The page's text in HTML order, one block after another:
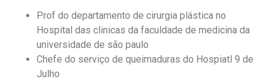
Prof do departamento de cirurgia plástica no
Hospital das clinicas da faculdade de medicina da
universidade de são paulo
Chefe do serviço de queimaduras do Hospiatl 9 de
Julho